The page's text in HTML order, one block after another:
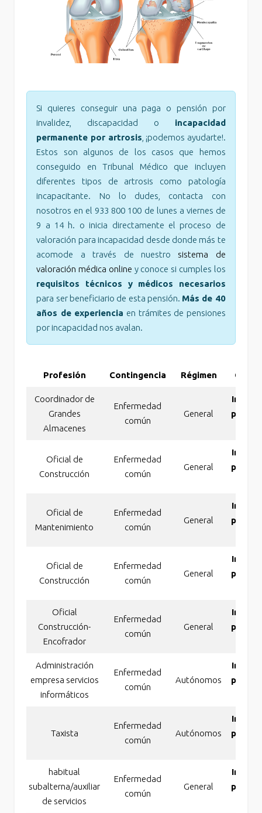
Si quieres conseguir una paga o pensión por
invalidez, discapacidad o incapacidad
permanente por artrosis , ¡podemos ayudarte!.
Estos son algunos de los casos que hemos
conseguido en Tribunal Médico que incluyen
diferentes tipos de artrosis como patología
incapacitante. No lo dudes, contacta con
nosotros en el 933 800 100 de lunes a viernes de
9 a 14 h. o inicia directamente el proceso de
valoración para incapacidad desde donde más te
acomode a través de nuestro sistema de
valoración médica online y conoce si cumples los
requisitos técnicos y médicos necesarios
para ser beneficiario de esta pensión. Más de 40
años de experiencia en trámites de pensiones
por incapacidad nos avalan.
Profesión Contingencia Régimen
Coordinador de
Grandes
Almacenes
Enfermedad
común
General
Oficial de
Construcción
Enfermedad
común
General
Oficial de
Mantenimiento
Enfermedad
común
General
Oficial de
Construcción
Enfermedad
común
General
Oficial
Construcción-
Encofrador
Enfermedad
común
General
Administración
empresa servicios
informáticos
Enfermedad
común
Autónomos
Taxista
Enfermedad
común
Autónomos
habitual
subalterna/auxiliar
de servicios
Enfermedad
común
General